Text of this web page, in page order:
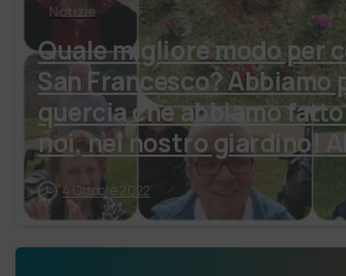
Notizie
Quale migliore modo per
San Francesco? Abbiamo piantato la
quercia che abbiamo
noi,
4 Ottobre 2022